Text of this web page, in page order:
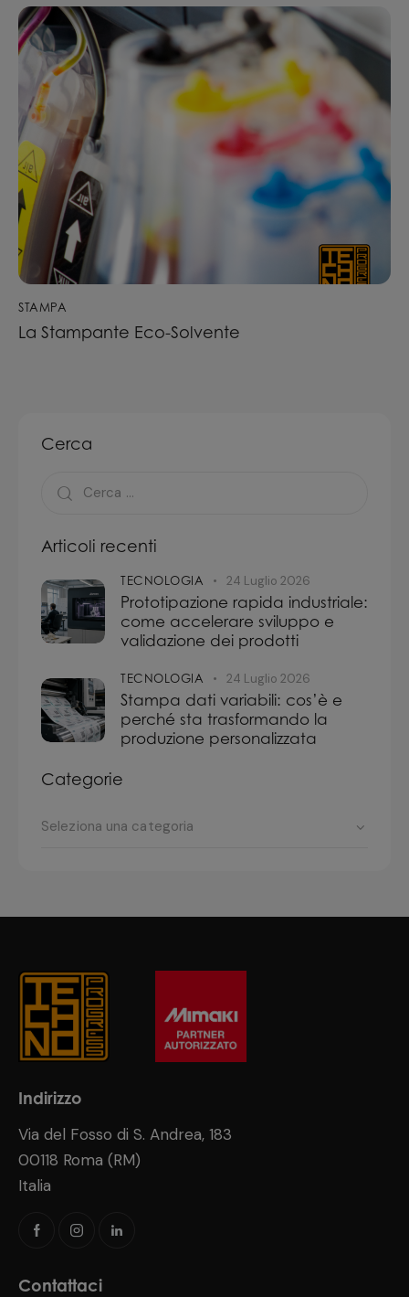
STAMPA
La Stampante Eco-Solvente
Cerca
Articoli recenti
TECNOLOGIA 24 Luglio 2026
Prototipazione rapida industriale:
come accelerare sviluppo e
validazione dei prodotti
TECNOLOGIA 24 Luglio 2026
Stampa dati variabili: cos’è e
perché sta trasformando la
produzione personalizzata
Categorie
Indirizzo
Via del Fosso di S. Andrea, 183
00118 Roma (RM)
Italia
Contattaci